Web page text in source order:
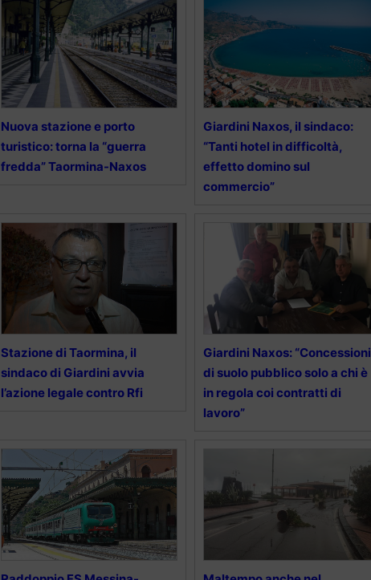
Nuova stazione e porto
turistico: torna la “guerra
fredda” Taormina-Naxos
Giardini Naxos, il sindaco:
“Tanti hotel in difficoltà,
effetto domino sul
commercio”
Stazione di Taormina, il
sindaco di Giardini avvia
l’azione legale contro Rfi
Giardini Naxos: “Concessioni
di suolo pubblico solo a chi è
in regola coi contratti di
lavoro”